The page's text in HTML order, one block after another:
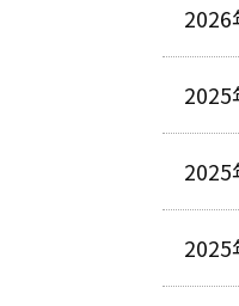
2026
2025
2025
2025